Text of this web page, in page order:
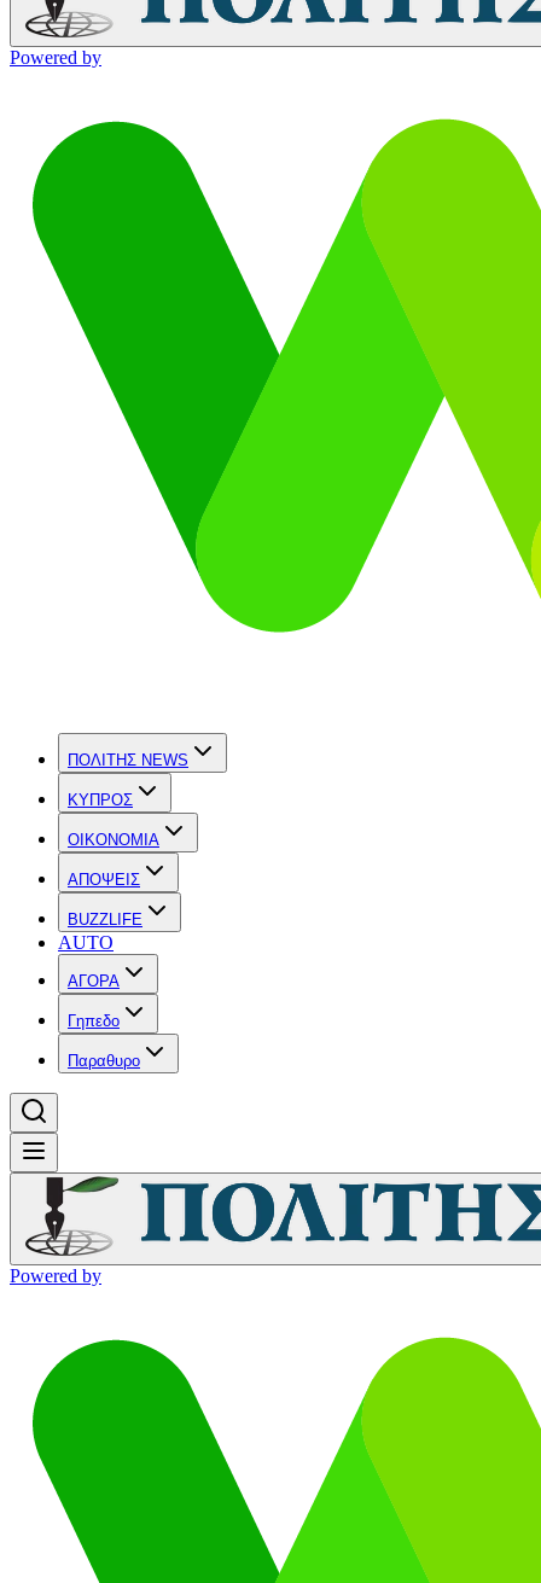
Powered by
ΠΟΛΙΤΗΣ NEWS
ΚΥΠΡΟΣ
OIKONOMIA
ΑΠΟΨΕΙΣ
BUZZLIFE
AUTO
ΑΓΟΡΑ
Γηπεδο
Παραθυρο
Powered by